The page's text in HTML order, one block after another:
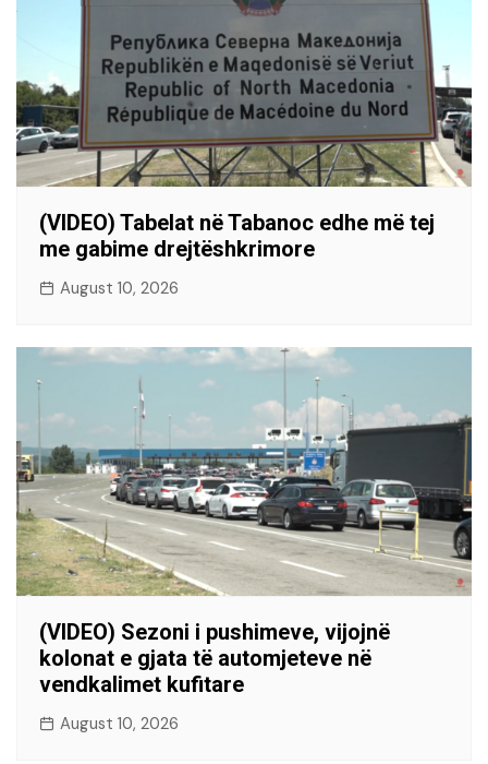
(VIDEO) Tabelat në Tabanoc edhe më tej
me gabime drejtëshkrimore
August 10, 2026
(VIDEO) Sezoni i pushimeve, vijojnë
kolonat e gjata të automjeteve në
vendkalimet kufitare
August 10, 2026